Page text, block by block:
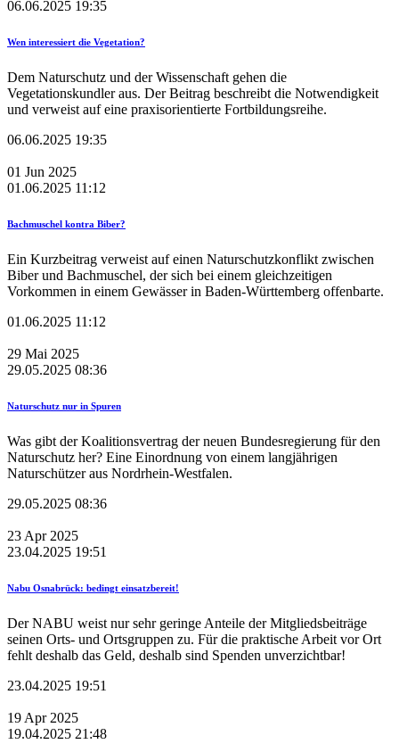
06.06.2025 19:35
Wen interessiert die Vegetation?
Dem Naturschutz und der Wissenschaft gehen die
Vegetationskundler aus. Der Beitrag beschreibt die Notwendigkeit
und verweist auf eine praxisorientierte Fortbildungsreihe.
06.06.2025 19:35
01 Jun 2025
01.06.2025 11:12
Bachmuschel kontra Biber?
Ein Kurzbeitrag verweist auf einen Naturschutzkonflikt zwischen
Biber und Bachmuschel, der sich bei einem gleichzeitigen
Vorkommen in einem Gewässer in Baden-Württemberg offenbarte.
01.06.2025 11:12
29 Mai 2025
29.05.2025 08:36
Naturschutz nur in Spuren
Was gibt der Koalitionsvertrag der neuen Bundesregierung für den
Naturschutz her? Eine Einordnung von einem langjährigen
Naturschützer aus Nordrhein-Westfalen.
29.05.2025 08:36
23 Apr 2025
23.04.2025 19:51
Nabu Osnabrück: bedingt einsatzbereit!
Der NABU weist nur sehr geringe Anteile der Mitgliedsbeiträge
seinen Orts- und Ortsgruppen zu. Für die praktische Arbeit vor Ort
fehlt deshalb das Geld, deshalb sind Spenden unverzichtbar!
23.04.2025 19:51
19 Apr 2025
19.04.2025 21:48